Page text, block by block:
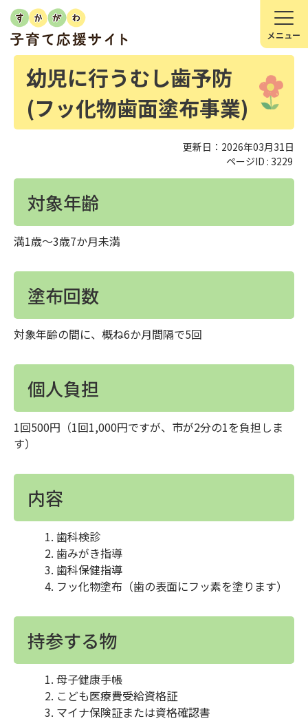
幼児に行うむし歯予防
(フッ化物歯面塗布事業)
更新日：2026年03月31日
ページID : 3229
対象年齢
満1歳～3歳7か月未満
塗布回数
対象年齢の間に、概ね6か月間隔で5回
個人負担
1回500円（1回1,000円ですが、市が2分の1を負担しま
す）
内容
歯科検診
歯みがき指導
歯科保健指導
フッ化物塗布（歯の表面にフッ素を塗ります）
持参する物
母子健康手帳
こども医療費受給資格証
マイナ保険証または資格確認書